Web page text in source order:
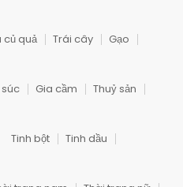
củ quả Trái cây
Gạo
súc Gia cầm
Thuỷ sản
Tinh bột
Tinh dầu